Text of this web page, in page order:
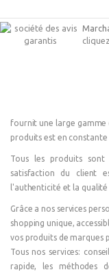
fournit une large
produits est en
Tous les produits
satisfaction du client
l'authenticité et la qualité
Grâce a nos services
shopping unique,
vos produits de marques
Tous nos services:
rapide, les méthodes